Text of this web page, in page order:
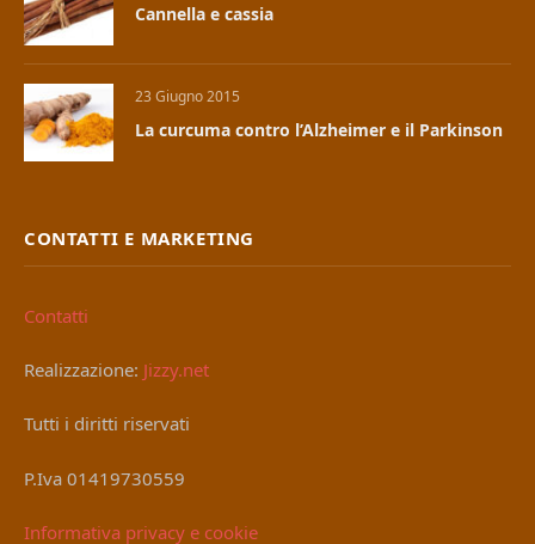
Cannella e cassia
23 Giugno 2015
La curcuma contro l’Alzheimer e il Parkinson
CONTATTI E MARKETING
Contatti
Realizzazione: Jizzy.net
Tutti i diritti riservati
P.Iva 01419730559
Informativa privacy e cookie